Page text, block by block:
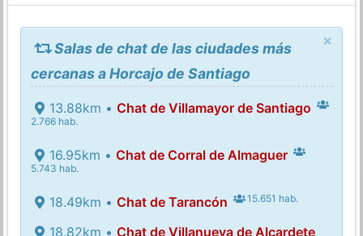
×
Salas de chat de las ciudades más
cercanas a Horcajo de Santiago
13.88km • Chat de Villamayor de Santiago
2.766 hab.
16.95km • Chat de Corral de Almaguer
5.743 hab.
18.49km • Chat de Tarancón 15.651 hab.
18.82km • Chat de Villanueva de Alcardete